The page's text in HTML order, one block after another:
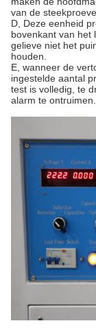
van de
D, Deze eenheid
bovenkant van het
gelieve niet het
houden.
E, wanneer de
ingestelde aantal
test is volledig, te
alarm te ontruimen.